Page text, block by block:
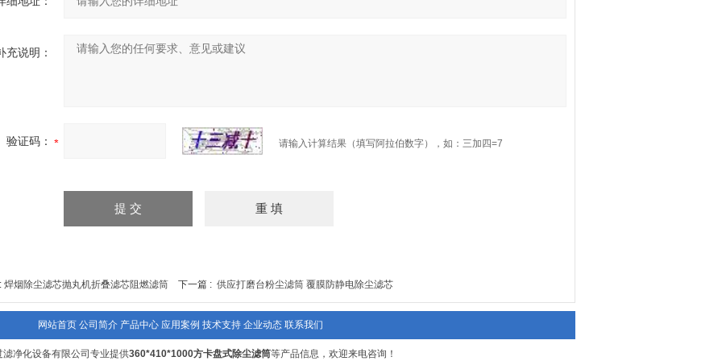
充说明：
验证码： 请输入计算结果（填写阿拉伯数字），如：三加四=7
焊烟除尘滤芯抛丸机折叠滤芯阻燃滤筒 下一篇 : 供应打磨台粉尘滤筒 覆膜防静电除尘滤芯
网站首页 公司简介 产品中心 应用案例 技术支持 企业动态 联系我们
滤净化设备有限公司专业提供360*410*1000方卡盘式除尘滤筒等产品信息，欢迎来电咨询！